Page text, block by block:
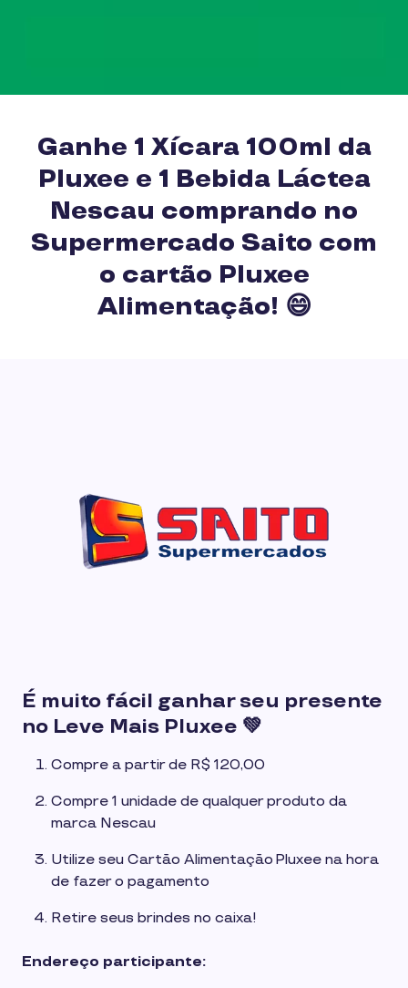
Ganhe 1 Xícara 100ml da
Pluxee e 1 Bebida Láctea
Nescau comprando no
Supermercado Saito com
o cartão Pluxee
Alimentação! 😄
É muito fácil ganhar seu presente
no Leve Mais Pluxee 💚
Compre a partir de R$ 120,00
Compre 1 unidade de qualquer produto da
marca Nescau
Utilize seu Cartão Alimentação Pluxee na hora
de fazer o pagamento
Retire seus brindes no caixa!
Endereço participante: